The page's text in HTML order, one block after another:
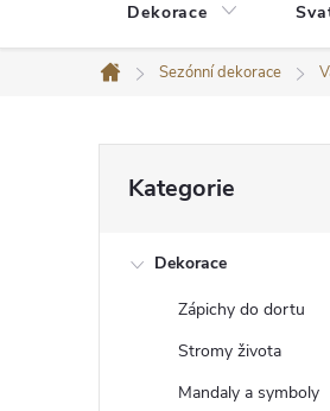
Dekorace
Domů
Sezónní dekorace
kategorie
Kategorie
Dekorace
Zápichy do dortu
Stromy života
Mandaly a symboly